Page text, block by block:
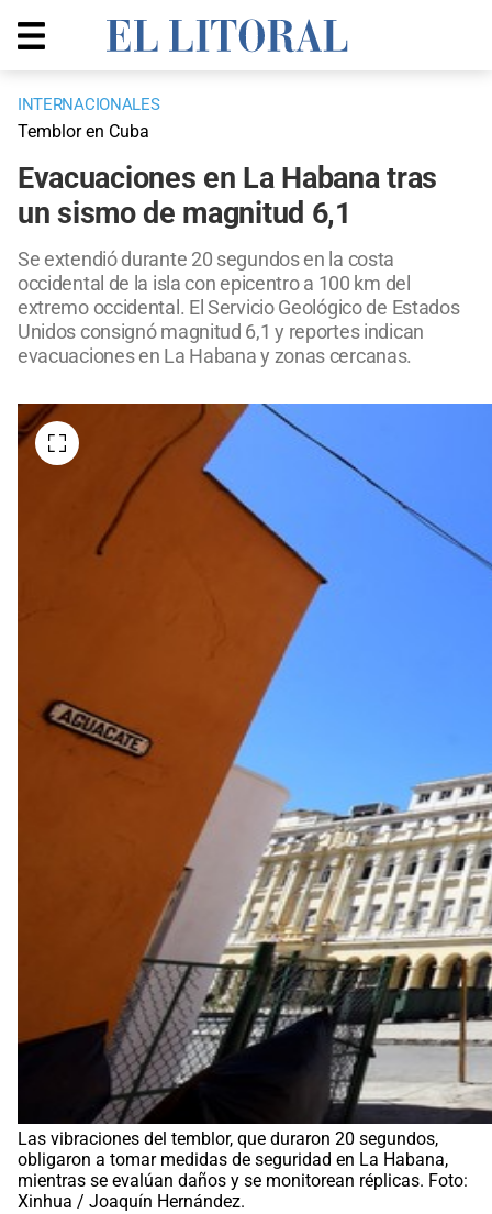
INTERNACIONALES
Temblor en Cuba
Evacuaciones en La Habana tras
un sismo de magnitud 6,1
Se extendió durante 20 segundos en la costa
occidental de la isla con epicentro a 100 km del
extremo occidental. El Servicio Geológico de Estados
Unidos consignó magnitud 6,1 y reportes indican
evacuaciones en La Habana y zonas cercanas.
Las vibraciones del temblor, que duraron 20 segundos,
obligaron a tomar medidas de seguridad en La Habana,
mientras se evalúan daños y se monitorean réplicas. Foto:
Xinhua / Joaquín Hernández.